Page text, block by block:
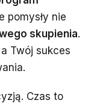
pomysły nie
skupienia.
Twój sukces
Czas to